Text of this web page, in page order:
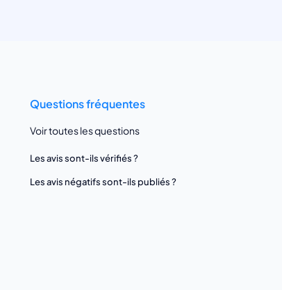
Questions fréquentes
Voir toutes les questions
Les avis sont-ils vérifiés ?
Les avis négatifs sont-ils publiés ?